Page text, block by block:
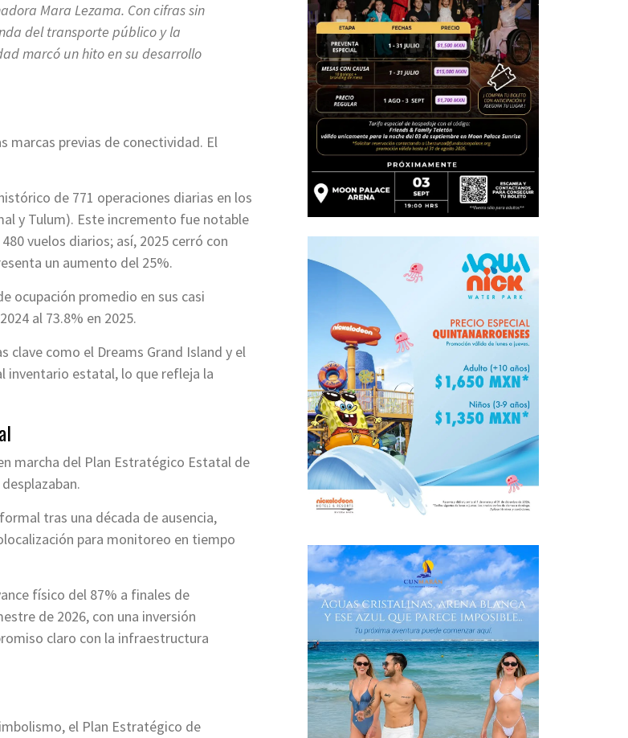
Mara Lezama. Con cifras sin
del transporte público y la
marcó un hito en su desarrollo
marcas previas de conectividad. El
de 771 operaciones diarias en los
y Tulum). Este incremento fue notable
vuelos diarios; así, 2025 cerró con
un aumento del 25%.
ocupación promedio en sus casi
al 73.8% en 2025.
clave como el Dreams Grand Island y el
inventario estatal, lo que refleja la
marcha del Plan Estratégico Estatal de
tras una década de ausencia,
para monitoreo en tiempo
físico del 87% a finales de
de 2026, con una inversión
claro con la infraestructura
el Plan Estratégico de